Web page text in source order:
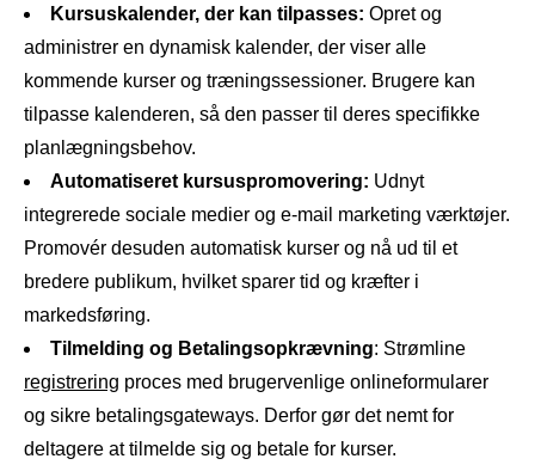
Kursuskalender, der kan tilpasses: Opret og
administrer en dynamisk kalender, der viser alle
kommende kurser og træningssessioner. Brugere kan
tilpasse kalenderen, så den passer til deres specifikke
planlægningsbehov.
Automatiseret kursuspromovering: Udnyt
integrerede sociale medier og e-mail marketing værktøjer.
Promovér desuden automatisk kurser og nå ud til et
bredere publikum, hvilket sparer tid og kræfter i
markedsføring.
Tilmelding og Betalingsopkrævning: Strømline
registrering proces med brugervenlige onlineformularer
og sikre betalingsgateways. Derfor gør det nemt for
deltagere at tilmelde sig og betale for kurser.